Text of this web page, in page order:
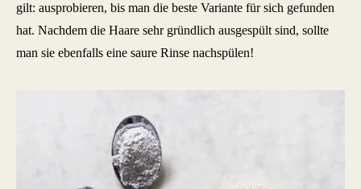
gilt: ausprobieren, bis man die beste Variante für sich gefunden
hat. Nachdem die Haare sehr gründlich ausgespült sind, sollte
man sie ebenfalls eine saure Rinse nachspülen!